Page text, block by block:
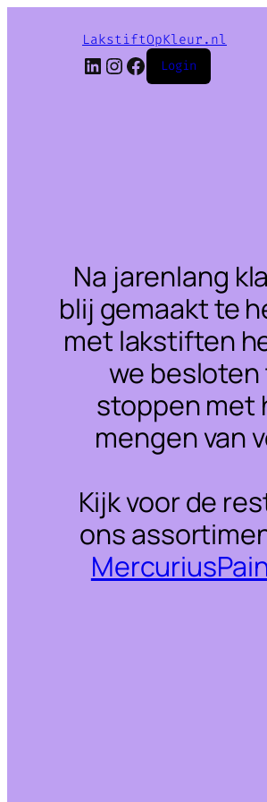
LakstiftOpKleur.nl
LinkedIn
Instagram
Facebook
Login
Na jarenlang
blij gemaakt te
met lakstiften
we besloten
stoppen met
mengen van
Kijk voor de
ons